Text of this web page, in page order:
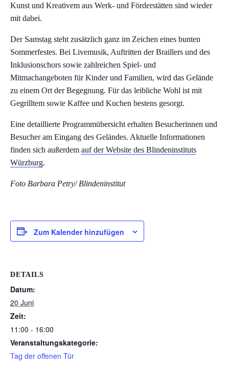
Kunst und Kreativem aus Werk- und Förderstätten sind wieder
mit dabei.
Der Samstag steht zusätzlich ganz im Zeichen eines bunten
Sommerfestes. Bei Livemusik, Auftritten der Braillers und des
Inklusionschors sowie zahlreichen Spiel- und
Mitmachangeboten für Kinder und Familien, wird das Gelände
zu einem Ort der Begegnung. Für das leibliche Wohl ist mit
Gegrilltem sowie Kaffee und Kuchen bestens gesorgt.
Eine detaillierte Programmübersicht erhalten Besucherinnen und
Besucher am Eingang des Geländes. Aktuelle Informationen
finden sich außerdem auf der Website des Blindeninstituts
Würzburg.
Foto Barbara Petry/ Blindeninstitut
Zum Kalender hinzufügen
DETAILS
Datum:
20 Juni
Zeit:
11:00 - 16:00
Veranstaltungskategorie:
Tag der offenen Tür